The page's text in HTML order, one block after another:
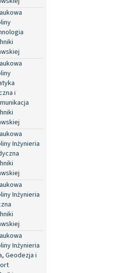
i
Inżynieria
Inżynieria
Inżynieria
Geodezja i